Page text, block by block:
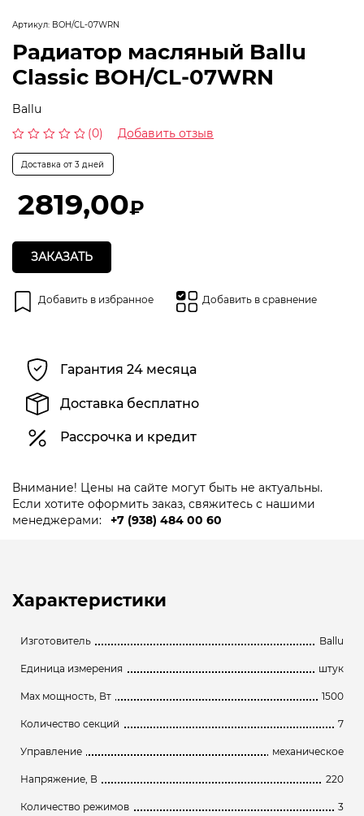
Артикул: BOH/CL-07WRN
Радиатор масляный Ballu
Classic BOH/CL-07WRN
Ballu
из
(0) Добавить отзыв
Доставка от 3 дней
2819,00₽
ЗАКАЗАТЬ
Добавить в избранное Добавить в сравнение
Гарантия 24 месяца
Доставка бесплатно
Рассрочка и кредит
Внимание! Цены на сайте могут быть не актуальны.
Если хотите оформить заказ, свяжитесь с нашими
менеджерами:
+7 (938) 484 00 60
Характеристики
Изготовитель Ballu
Единица измерения штук
Max мощность, Вт 1500
Количество секций 7
Управление механическое
Напряжение, В 220
Количество режимов 3